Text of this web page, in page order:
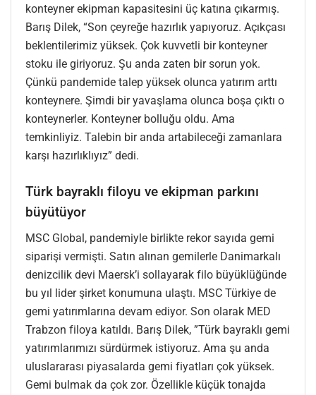
konteyner ekipman kapasitesini üç katına çıkarmış.
Barış Dilek, “Son çeyreğe hazırlık yapıyoruz. Açıkçası
beklentilerimiz yüksek. Çok kuvvetli bir konteyner
stoku ile giriyoruz. Şu anda zaten bir sorun yok.
Çünkü pandemide talep yüksek olunca yatırım arttı
konteynere. Şimdi bir yavaşlama olunca boşa çıktı o
konteynerler. Konteyner bolluğu oldu. Ama
temkinliyiz. Talebin bir anda artabileceği zamanlara
karşı hazırlıklıyız” dedi.
Türk bayraklı filoyu ve ekipman parkını
büyütüyor
MSC Global, pandemiyle birlikte rekor sayıda gemi
siparişi vermişti. Satın alınan gemilerle Danimarkalı
denizcilik devi Maersk’i sollayarak filo büyüklüğünde
bu yıl lider şirket konumuna ulaştı. MSC Türkiye de
gemi yatırımlarına devam ediyor. Son olarak MED
Trabzon filoya katıldı. Barış Dilek, ”Türk bayraklı gemi
yatırımlarımızı sürdürmek istiyoruz. Ama şu anda
uluslararası piyasalarda gemi fiyatları çok yüksek.
Gemi bulmak da çok zor. Özellikle küçük tonajda